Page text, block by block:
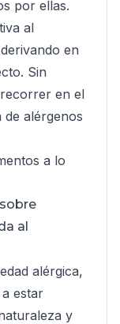
por ellas.
al
en
Sin
en el
de alérgenos
a lo
al
alérgica,
estar
y